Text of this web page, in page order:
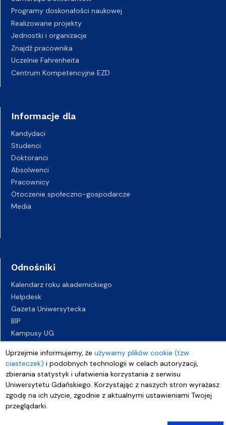
Uprzejmie informujemy, żeużywamy plików cookie (tzw.
ciasteczek) i podobnych technologii w celach autoryzacji,
zbierania statystyk i ułatwienia korzystania z serwisu
Uniwersytetu Gdańskiego. Korzystając z naszych stron wyrażasz
zgodę na ich użycie, zgodnie z aktualnymi ustawieniami Twojej
przeglądarki.
Programy doskonałości naukowej
Realizowane projekty
Jednostki i organizacje
Znajdź pracownika
Uczelnie Fahrenheita
Centrum Kompetencyjne EZD
Informacje dla
Kandydaci
Studenci
Doktoranci
Absolwenci
Pracownicy
Otoczenie społeczno-gospodarcze
Media
Odnośniki
Kalendarz roku akademickiego
Helpdesk
Gazeta Uniwersytecka
BIP
Kampusy UG
Biuro Karier UG
Oferty pracy
Deklaracja dostępności